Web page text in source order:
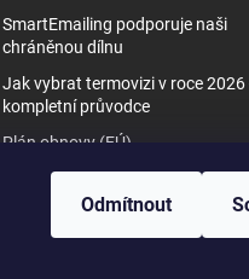
Odmítnout
SmartEmailing podporuje naši
chráněnou dílnu
Jak vybrat termovizi v roce 2026
kompletní průvodce
Plán obnovy (EÚ)
Tipy využití nočního vidění
Jak vybrat noční vidění